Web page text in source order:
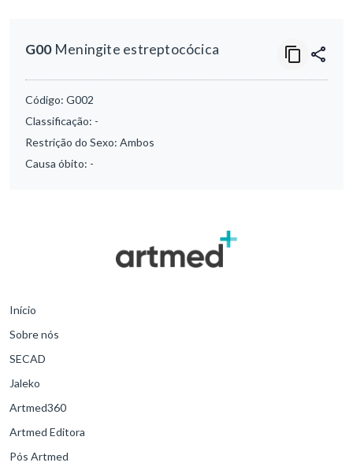
G00Meningite estreptocócica
Código: G002
Classificação: -
Restrição do Sexo: Ambos
Causa óbito: -
Início
Sobre nós
SECAD
Jaleko
Artmed360
Artmed Editora
Pós Artmed